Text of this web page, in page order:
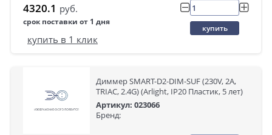
4320.1 руб.
срок поставки от 1 дня
купить
купить в 1 клик
Диммер SMART-D2-DIM-SUF (230V, 2A,
TRIAC, 2.4G) (Arlight, IP20 Пластик, 5 лет)
Артикул: 023066
Бренд: